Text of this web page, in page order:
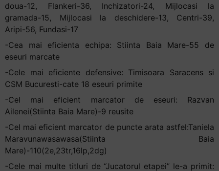
doua-12, Flankeri-36, Inchizatori-24, Mijlocasi la
gramada-15, Mijlocasi la deschidere-13, Centri-39,
Aripi-56, Fundasi-17
-Cea mai eficienta echipa: Stiinta Baia Mare-55 de
eseuri marcate
-Cele mai eficiente defensive: Timisoara Saracens si
CSM Bucuresti-cate 18 eseuri primite
-Cel mai eficient marcator de eseuri: Razvan
Ailenei(Stiinta Baia Mare)-9 reusite
-Cel mai eficient marcator de puncte arata astfel:Taniela
Maravunawasawasa(Stiinta Baia
Mare)-110(2e,23tr,16lp,2dg)
-Cele mai multe titluri de “Jucatorul etapei” le-a primit: